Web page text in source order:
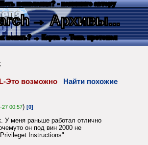
пожелания? - напишите автору
→ Архивы...
искать? → Карта → Текс. протокол
;
Это возможно
Найти похожие
27 00:57) [0]
У меня раньше работал отлично
он под вин 2000 не
Instructions"